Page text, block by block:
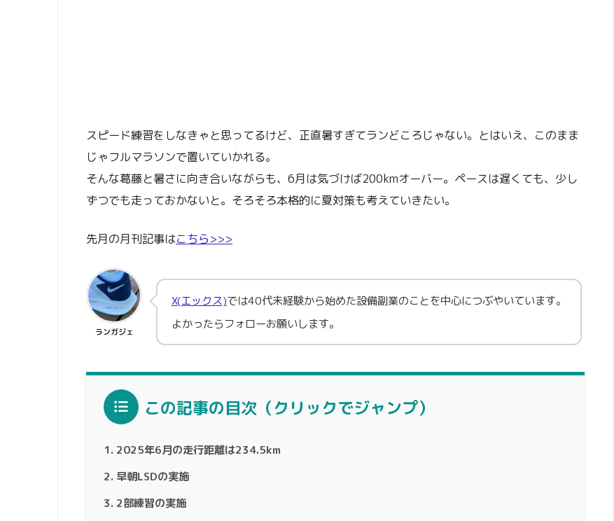
スピード練習をしなきゃと思ってるけど、正直暑すぎてランどころじゃない。とはいえ、このまま
じゃフルマラソンで置いていかれる。
そんな葛藤と暑さに向き合いながらも、6月は気づけば200kmオーバー。ペースは遅くても、少し
ずつでも走っておかないと。そろそろ本格的に夏対策も考えていきたい。
先月の月刊記事はこちら>>>
ランガジェ
X(エックス)では40代未経験から始めた設備副業のことを中心につぶやいています。
よかったらフォローお願いします。
この記事の目次（クリックでジャンプ）
2025年6月の走行距離は234.5km
早朝LSDの実施
2部練習の実施